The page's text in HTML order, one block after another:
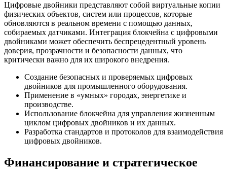
Цифровые двойники представляют собой виртуальные копии
физических объектов, систем или процессов, которые
обновляются в реальном времени с помощью данных,
собираемых датчиками. Интеграция блокчейна с цифровыми
двойниками может обеспечить беспрецедентный уровень
доверия, прозрачности и безопасности данных, что
критически важно для их широкого внедрения.
Создание безопасных и проверяемых цифровых
двойников для промышленного оборудования.
Применение в «умных» городах, энергетике и
производстве.
Использование блокчейна для управления жизненным
циклом цифровых двойников и их данных.
Разработка стандартов и протоколов для взаимодействия
цифровых двойников.
Финансирование и стратегическое